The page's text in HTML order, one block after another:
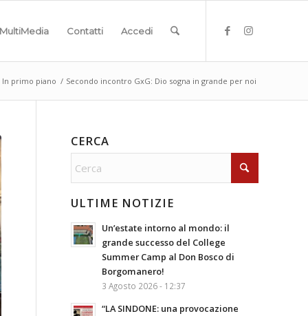
Contatti Accedi
In primo piano / Secondo incontro GxG: Dio sogna in grande per noi
CERCA
ULTIME NOTIZIE
Un’estate intorno al mondo: il
grande successo del College
Summer Camp al Don Bosco di
Borgomanero!
3 Agosto 2026 - 12:37
“LA SINDONE: una provocazione